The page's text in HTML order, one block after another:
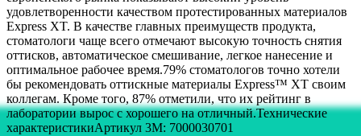
удовлетворенности качеством протестированных материалов
Express XT. В качестве главных преимуществ продукта,
стоматологи чаще всего отмечают высокую точность снятия
оттисков, автоматическое смешивание, легкое нанесение и
оптимальное рабочее время.79% стоматологов точно хотели
бы рекомендовать оттискные материалы Express™ XT своим
коллегам. Кроме того, 87% отметили, что их рейтинг в
лаборатории вырос с хорошего на отличный.Технические
характеристикиАртикул 3M: 7000030701